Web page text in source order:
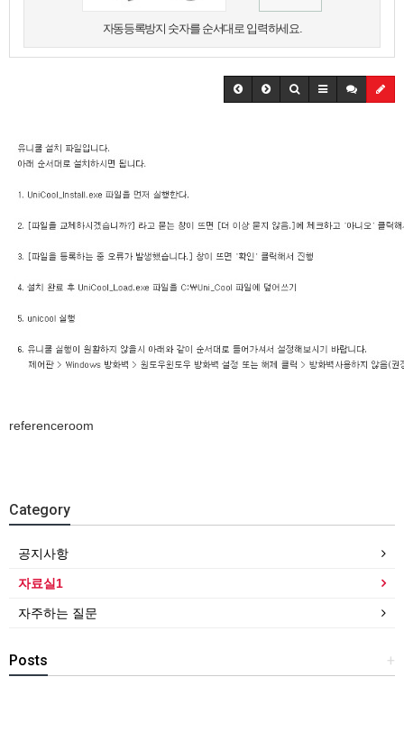
자동등록방지 숫자를 순서대로 입력하세요.
referenceroom
Category
공지사항
자료실1
자주하는 질문
+
Posts